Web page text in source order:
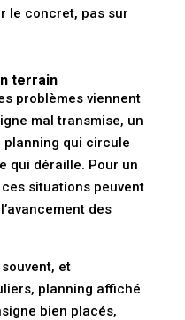
le concret, pas sur
terrain
problèmes viennent
mal transmise, un
planning qui circule
qui déraille. Pour un
situations peuvent
des
et
planning affiché
bien placés,